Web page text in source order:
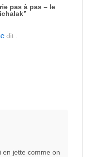
pas à pas – le
”
dit :
en jette comme on